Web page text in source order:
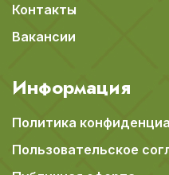
Контакты
Вакансии
Информация
Политика
Пользовательское